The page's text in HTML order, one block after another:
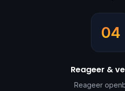
04
Reageer &
Reageer